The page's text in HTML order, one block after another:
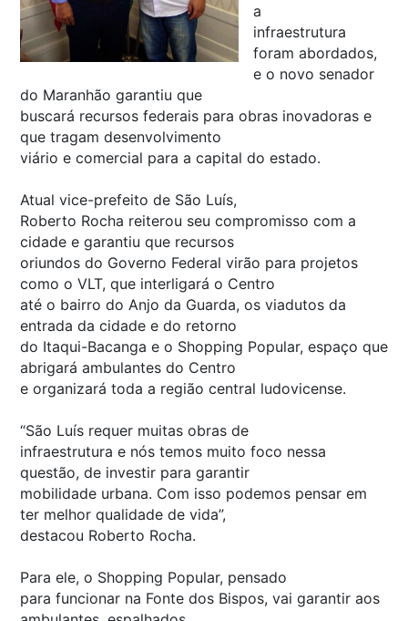
a
infraestrutura
foram abordados,
e o novo senador
do Maranhão garantiu que
buscará recursos federais para obras inovadoras e
que tragam desenvolvimento
viário e comercial para a capital do estado.
Atual vice-prefeito de São Luís,
Roberto Rocha reiterou seu compromisso com a
cidade e garantiu que recursos
oriundos do Governo Federal virão para projetos
como o VLT, que interligará o Centro
até o bairro do Anjo da Guarda, os viadutos da
entrada da cidade e do retorno
do Itaqui-Bacanga e o Shopping Popular, espaço que
abrigará ambulantes do Centro
e organizará toda a região central ludovicense.
“São Luís requer muitas obras de
infraestrutura e nós temos muito foco nessa
questão, de investir para garantir
mobilidade urbana. Com isso podemos pensar em
ter melhor qualidade de vida”,
destacou Roberto Rocha.
Para ele, o Shopping Popular, pensado
para funcionar na Fonte dos Bispos, vai garantir aos